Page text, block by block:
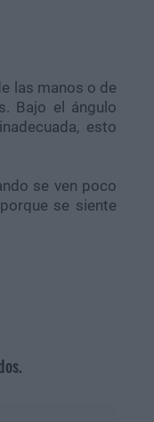
las manos o de
Bajo el ángulo
esto
se ven poco
se siente